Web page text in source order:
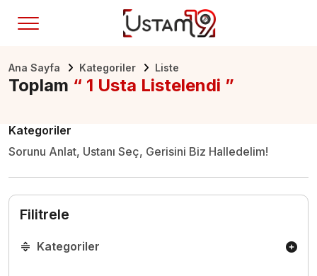
Ana Sayfa Kategoriler Liste
Toplam “ 1 Usta Listelendi ”
Kategoriler
Sorunu Anlat, Ustanı Seç, Gerisini Biz Halledelim!
Filitrele
Kategoriler